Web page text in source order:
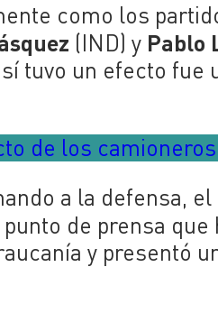
como los
(IND) y Pablo
tuvo un efecto fue
de los camioneros
a la defensa,
de prensa que
y presentó